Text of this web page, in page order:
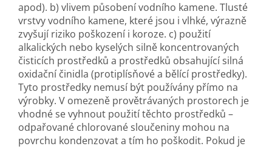
apod). b) vlivem působení vodního kamene. Tlusté
vrstvy vodního kamene, které jsou i vlhké, výrazně
zvyšují riziko poškození i koroze. c) použití
alkalických nebo kyselých silně koncentrovaných
čisticích prostředků a prostředků obsahující silná
oxidační činidla (protiplísňové a bělící prostředky).
Tyto prostředky nemusí být používány přímo na
výrobky. V omezeně provětrávaných prostorech je
vhodné se vyhnout použití těchto prostředků –
odpařované chlorované sloučeniny mohou na
povrchu kondenzovat a tím ho poškodit. Pokud je